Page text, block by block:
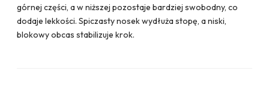
górnej części, a w niższej pozostaje bardziej swobodny, co
dodaje lekkości. Spiczasty nosek wydłuża stopę, a niski,
blokowy obcas stabilizuje krok.